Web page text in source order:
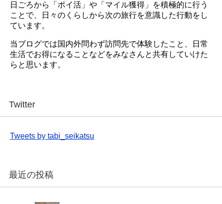
日ごろから「ポイ活」や「マイル獲得」を積極的に行う
ことで、日々のくらしから次の旅行を意識した行動をし
ています。
当ブログでは国内外問わず訪問先で体験したこと、日常
生活でお得になることなどをみなさんと共有していけた
らと思います。
Twitter
Tweets by tabi_seikatsu
最近の投稿